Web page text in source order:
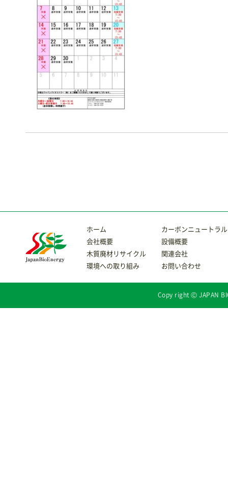
ホーム
会社概要
木質廃材リサイクル
環境への取り組み
カーボンニュートラル
設備概要
関連会社
お問い合わせ
Copy right Ⓒ JAPAN